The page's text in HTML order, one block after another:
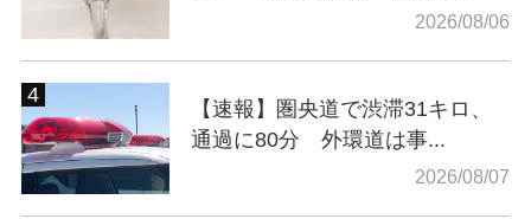
2026/08/06
【速報】圏央道で渋滞31キロ、
通過に80分 外環道は事...
2026/08/07